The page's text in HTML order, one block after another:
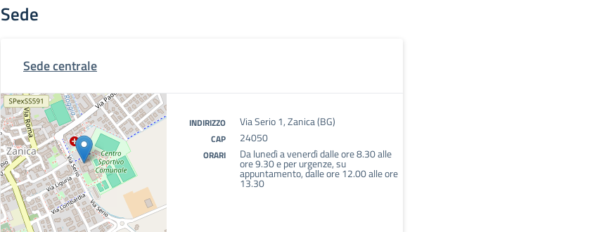
Sede
Sede centrale
INDIRIZZO Via Serio 1, Zanica (BG)
CAP 24050
ORARI Da lunedì a venerdì dalle ore 8.30 alle
ore 9.30 e per urgenze, su
appuntamento, dalle ore 12.00 alle ore
13.30